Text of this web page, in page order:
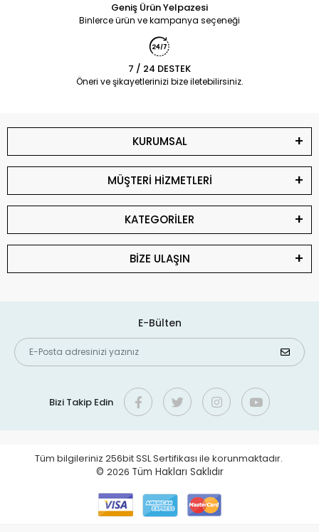
Geniş Ürün Yelpazesi
Binlerce ürün ve kampanya seçeneği
7 / 24 DESTEK
Öneri ve şikayetlerinizi bize iletebilirsiniz.
KURUMSAL
MÜŞTERİ HİZMETLERİ
KATEGORİLER
BİZE ULAŞIN
E-Bülten
Bizi Takip Edin
Tüm bilgileriniz 256bit SSL Sertifikası ile korunmaktadır.
© 2026 Tüm Hakları Saklıdır